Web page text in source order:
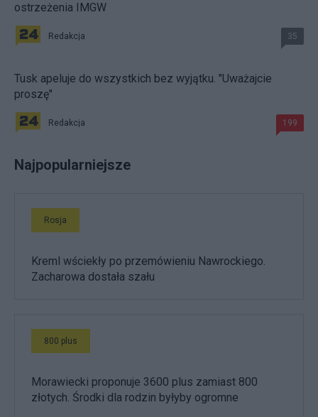
ostrzeżenia IMGW
Redakcja 35
Tusk apeluje do wszystkich bez wyjątku. "Uważajcie
proszę"
Redakcja 199
Najpopularniejsze
Rosja
Kreml wściekły po przemówieniu Nawrockiego.
Zacharowa dostała szału
800 plus
Morawiecki proponuje 3600 plus zamiast 800
złotych. Środki dla rodzin byłyby ogromne